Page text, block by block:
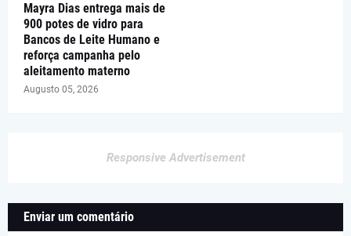
Mayra Dias entrega mais de
900 potes de vidro para
Bancos de Leite Humano e
reforça campanha pelo
aleitamento materno
Augusto 05, 2026
Responsive Advertisement
Enviar um comentário